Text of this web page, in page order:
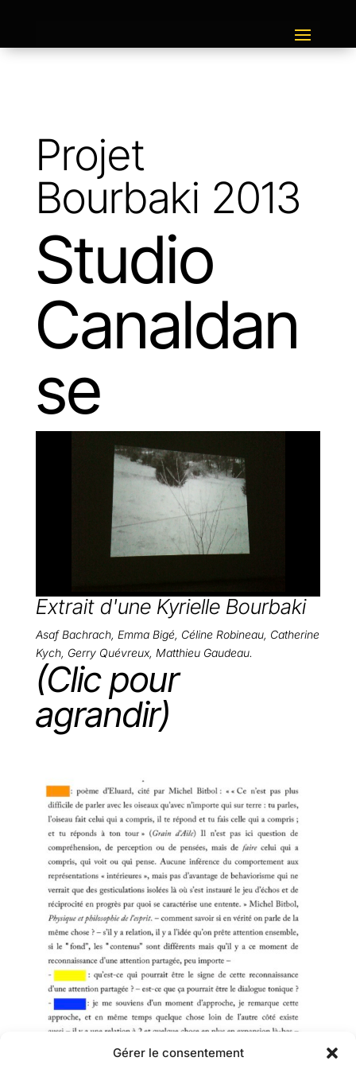
Gérer le consentement
Projet
Bourbaki 2013
Studio
Canaldan
se
Extrait d'une Kyrielle Bourbaki
Asaf Bachrach, Emma Bigé, Céline Robineau, Catherine
Kych, Gerry Quévreux, Matthieu Gaudeau.
(Clic pour
agrandir)